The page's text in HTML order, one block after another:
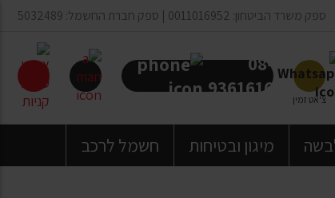
ספק משרד הביטחון: 0011016952 | ספק חברת החשמל: 5032489
צ'אט זמין
08-
9361616
מיגון ובטיחות חשמל לרכב